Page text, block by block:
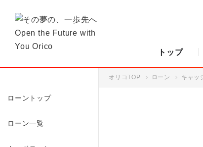
トップ
ローントップ
ローン一覧
オリコTOP ローン キャッ